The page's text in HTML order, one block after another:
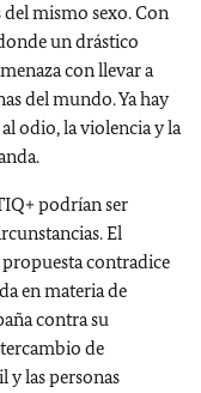
del mismo sexo. Con
un drástico
con llevar a
del mundo. Ya hay
odio, la violencia y la
podrían ser
El
contradice
en materia de
contra su
de
y las personas